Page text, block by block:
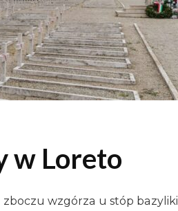
w Loreto
zboczu wzgórza u stóp bazyliki